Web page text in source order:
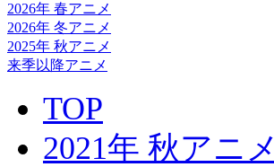
2026年 春アニメ
2026年 冬アニメ
2025年 秋アニメ
来季以降アニメ
TOP
2021年 秋アニメ